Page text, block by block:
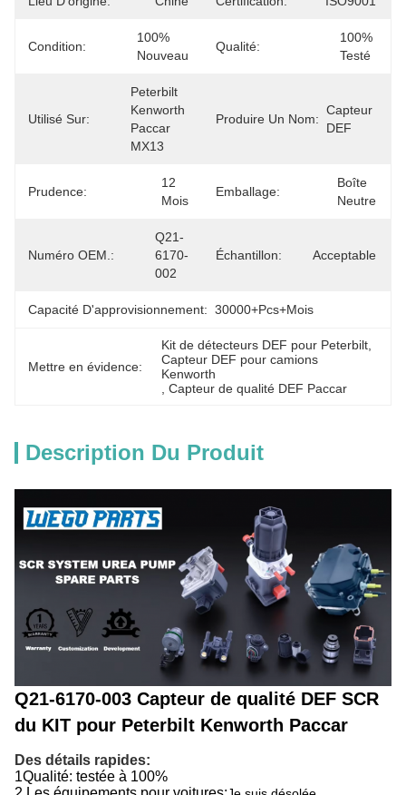
Condition:
100%
Nouveau
Qualité:
100%
Testé
Utilisé Sur:
Peterbilt
Kenworth
Paccar
MX13
Produire Un Nom:
Capteur
DEF
Prudence:
12
Mois
Emballage:
Boîte
Neutre
Numéro OEM.:
Q21-
6170-
002
Échantillon: Acceptable
Capacité D'approvisionnement: 30000+Pcs+mois
Mettre en évidence:
Kit de détecteurs DEF pour Peterbilt
Capteur DEF pour camions
Kenworth
, Capteur de qualité DEF Paccar
Description Du Produit
Q21-6170-003 Capteur de qualité DEF SCR
du KIT pour Peterbilt Kenworth Paccar
Des détails rapides:
1Qualité: testée à 100%